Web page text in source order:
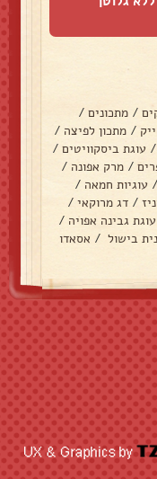
/ מתכונים /
/ מתכון לפיצה /
/ עוגת ביסקוויטים /
/ מרק אפונה /
/ עוגיות חמאה /
/ דג מרוקאי /
עוגת גבינה אפויה /
בישול / אסאדו